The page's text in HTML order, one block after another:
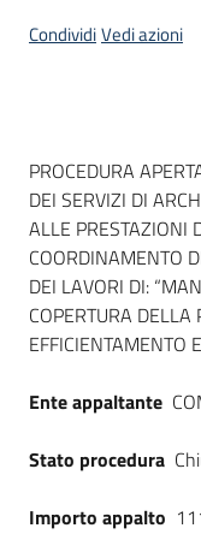
CondividiVedi azioni
Dati del
PROCEDURA
DEI SERVIZI DI
ALLE PRESTAZIONI
COORDINAMENTO
DEI LAVORI DI:
COPERTURA DELLA
EFFICIENTAMENTO
Ente appaltante
Stato procedura
Importo appalto